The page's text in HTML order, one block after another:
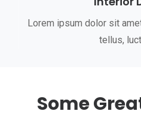
Lorem ipsum dolor sit
tellus,
Some